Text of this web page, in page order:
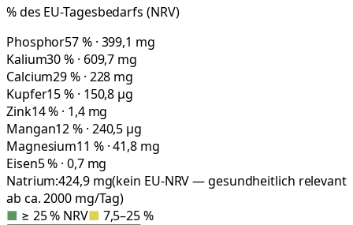
% des EU-Tagesbedarfs (NRV)
Phosphor57 % · 399,1 mg
Kalium30 % · 609,7 mg
Calcium29 % · 228 mg
Kupfer15 % · 150,8 µg
Zink14 % · 1,4 mg
Mangan12 % · 240,5 µg
Magnesium11 % · 41,8 mg
Eisen5 % · 0,7 mg
Natrium:424,9mg(kein EU-NRV — gesundheitlich relevant
ab ca. 2000 mg/Tag)
■ ≥ 25 % NRV■ 7,5–25 %